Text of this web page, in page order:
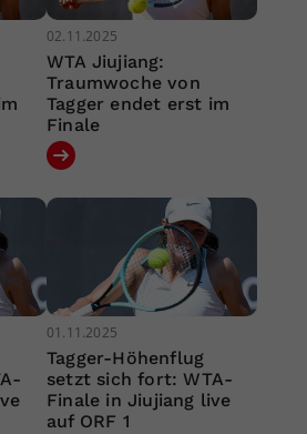
02.11.2025
WTA Jiujiang:
Traumwoche von
Tagger endet erst im
Finale
01.11.2025
Tagger-Höhenflug
setzt sich fort: WTA-
Finale in Jiujiang live
auf ORF 1